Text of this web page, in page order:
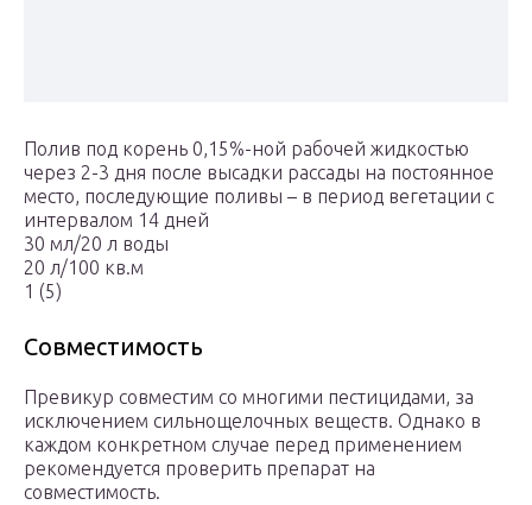
Полив под корень 0,15%-ной рабочей жидкостью
через 2-3 дня после высадки рассады на постоянное
место, последующие поливы – в период вегетации с
интервалом 14 дней
30 мл/20 л воды
20 л/100 кв.м
1 (5)
Совместимость
Превикур совместим со многими пестицидами, за
исключением сильнощелочных веществ. Однако в
каждом конкретном случае перед применением
рекомендуется проверить препарат на
совместимость.